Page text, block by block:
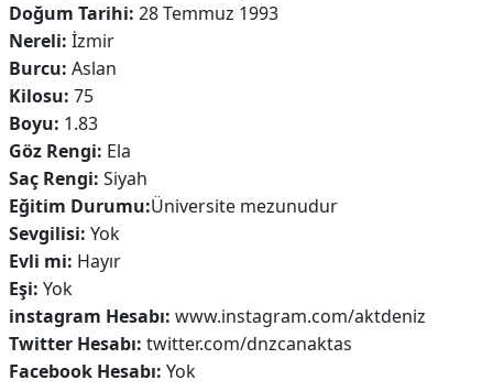
Doğum Tarihi: 28 Temmuz 1993
Nereli: İzmir
Burcu: Aslan
Kilosu: 75
Boyu: 1.83
Göz Rengi: Ela
Saç Rengi: Siyah
Eğitim Durumu:Üniversite mezunudur
Sevgilisi: Yok
Evli mi: Hayır
Eşi: Yok
instagram Hesabı: www.instagram.com/aktdeniz
Twitter Hesabı: twitter.com/dnzcanaktas
Facebook Hesabı: Yok